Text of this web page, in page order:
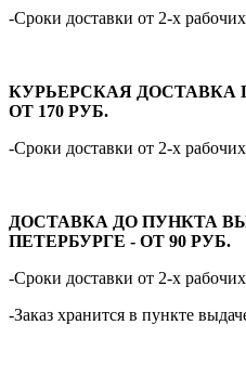
-Сроки доставки от 2-х
КУРЬЕРСКАЯ ДОСТАВКА
ОТ 170 РУБ.
-Сроки доставки от 2-х
ДОСТАВКА ДО ПУНКТА
ПЕТЕРБУРГЕ - ОТ 90 РУБ.
-Сроки доставки от 2-х
-Заказ хранится в пункте